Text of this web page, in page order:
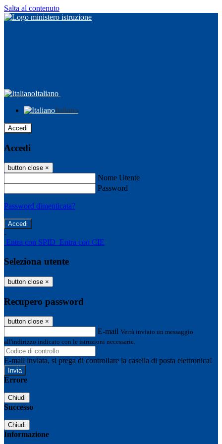
Salta al contenuto
Italiano
Italiano
Accedi
Accedi
button close ×
Nome Utente
Password
Password dimenticata?
-
Entra con SPID Entra con CIE
Seleziona utente
button close ×
Recupero password
button close ×
E-mail Verrà inviato un messaggio
all'indirizzo indicato con le istruzioni necessarie.
E-mail inviata, si prega di controllare la casella di posta elettronica!
Errore
Chiudi
Successo
Chiudi
Informazione